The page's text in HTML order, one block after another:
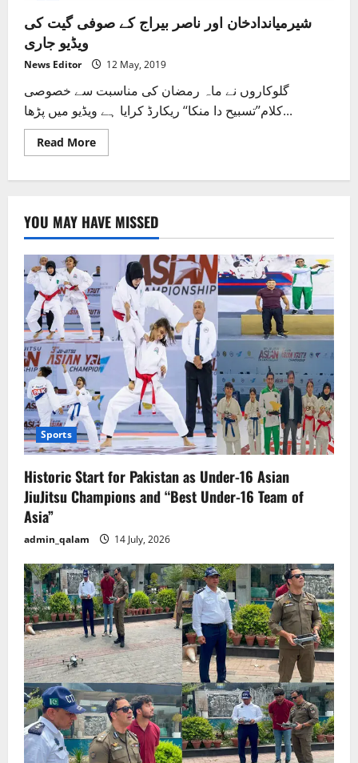
شیرمیاندادخان اور ناصر بیراج کے صوفی گیت کی
ویڈیو جاری
News Editor 12 May, 2019
گلوکاروں نے ماہ رمضان کی مناسبت سے خصوصی
کلام’’تسبیح دا منکا‘‘ ریکارڈ کرایا ہے ویڈیو میں پڑھا...
Read MoreRead
more
کے
صوفی
گیت
کی
ویڈیو
جاری
YOU MAY HAVE MISSED
Sports
Historic Start for Pakistan as Under-16 Asian
JiuJitsu Champions and “Best Under-16 Team of
Asia”
admin_qalam 14 July, 2026